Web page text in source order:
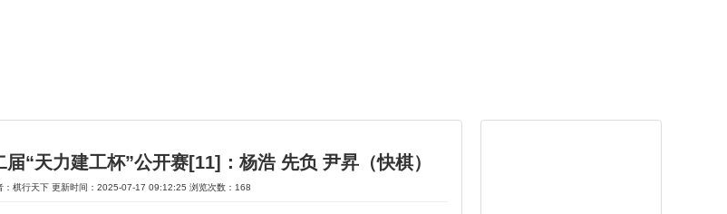
“天力建工杯”公开赛[11]：杨浩 先负 尹昇（快棋）
：棋行天下 更新时间：2025-07-17 09:12:25 浏览次数：168